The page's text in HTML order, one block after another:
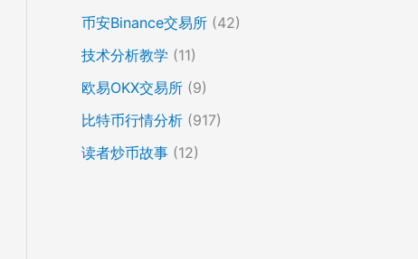
币安Binance交易所 (42)
技术分析教学 (11)
欧易OKX交易所 (9)
比特币行情分析 (917)
读者炒币故事 (12)